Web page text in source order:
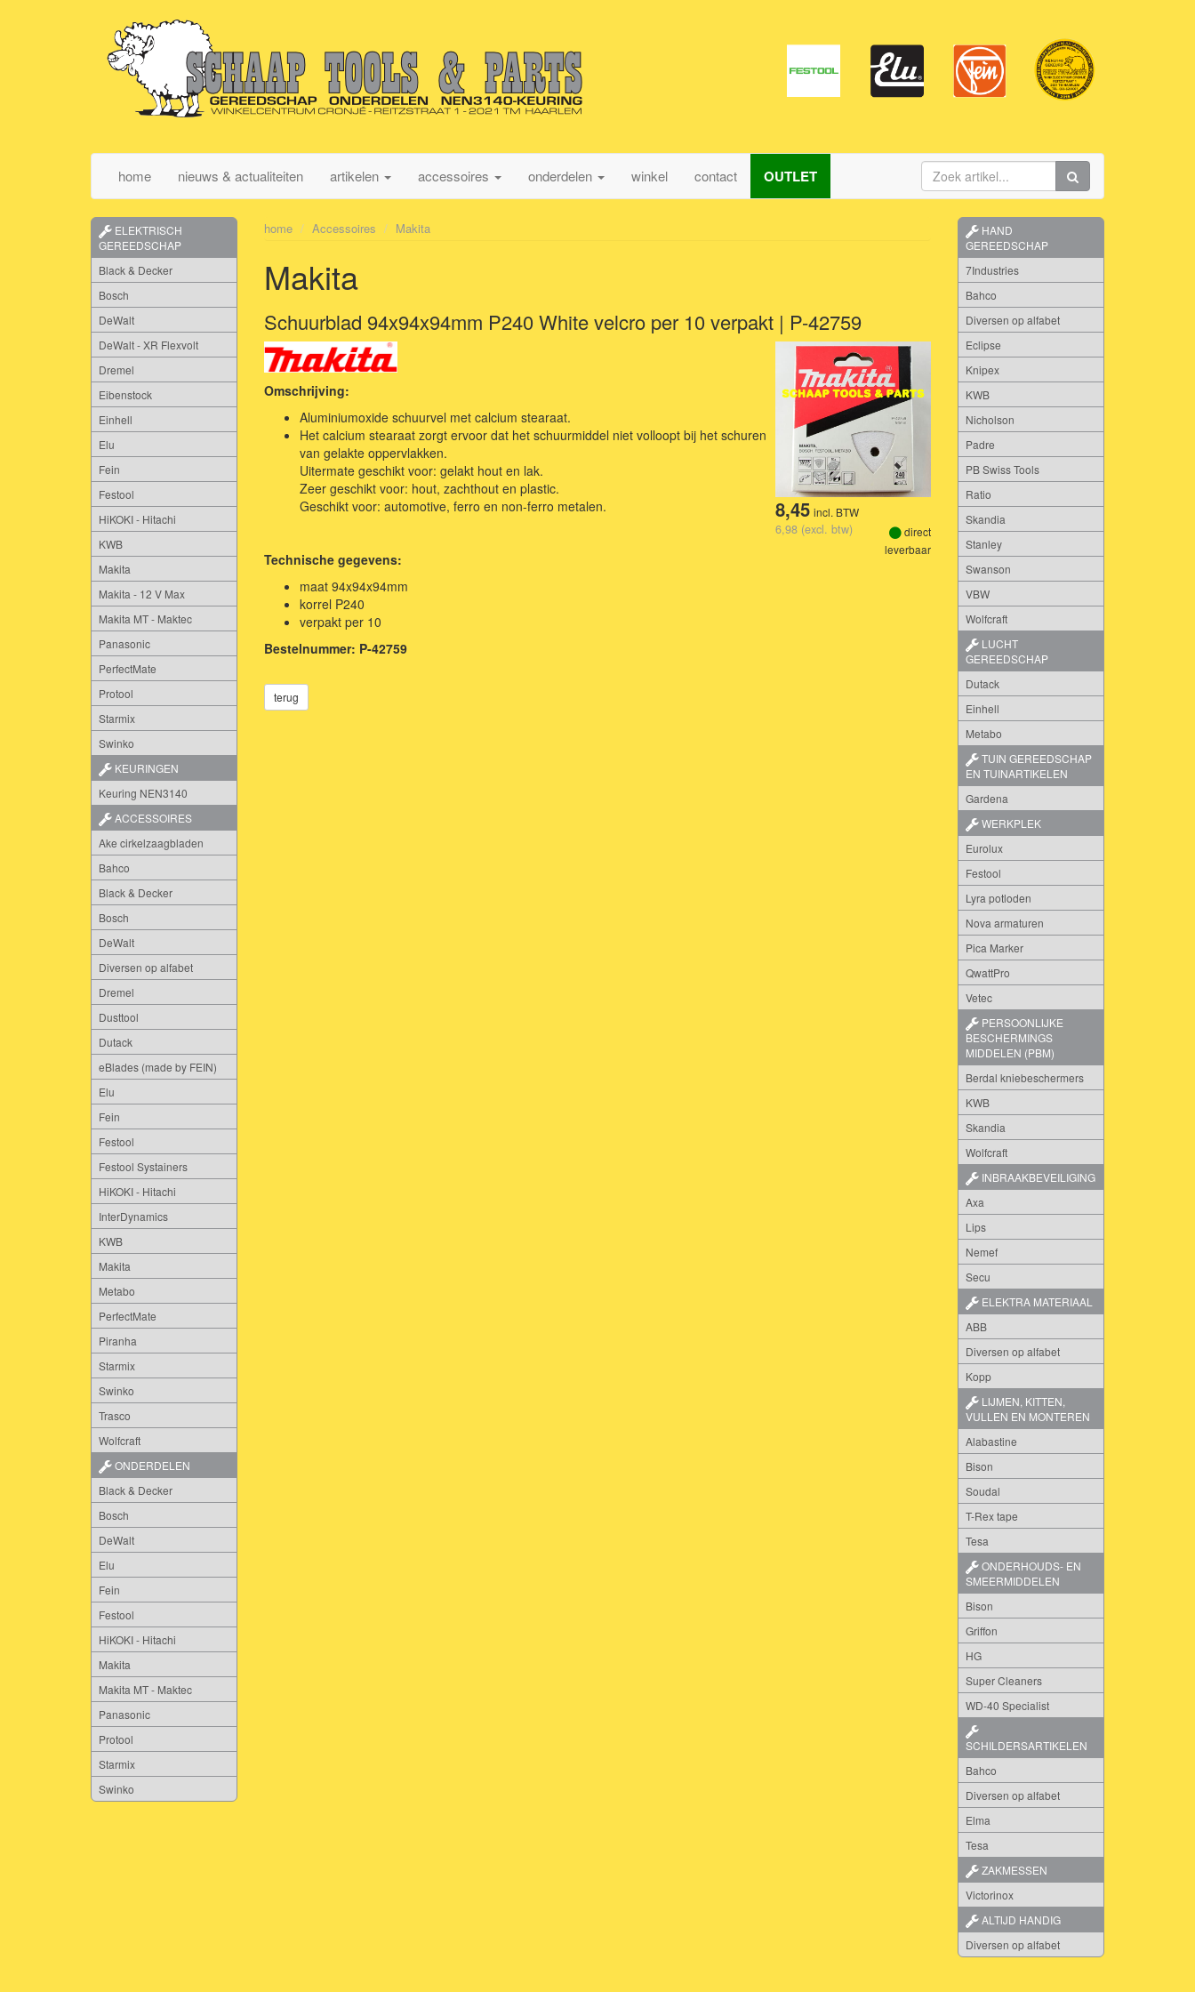
home nieuws & actualiteiten artikelen accessoires onderdelen winkel contact OUTLET
ELEKTRISCH
GEREEDSCHAP
Black & Decker
Bosch
DeWalt
DeWalt - XR Flexvolt
Dremel
Eibenstock
Einhell
Elu
Fein
Festool
HiKOKI - Hitachi
KWB
Makita
Makita - 12 V Max
Makita MT - Maktec
Panasonic
PerfectMate
Protool
Starmix
Swinko
KEURINGEN
Keuring NEN3140
ACCESSOIRES
Ake cirkelzaagbladen
Bahco
Black & Decker
Bosch
DeWalt
Diversen op alfabet
Dremel
Dusttool
Dutack
eBlades (made by FEIN)
Elu
Fein
Festool
Festool Systainers
HiKOKI - Hitachi
InterDynamics
KWB
Makita
Metabo
PerfectMate
Piranha
Starmix
Swinko
Trasco
Wolfcraft
ONDERDELEN
Black & Decker
Bosch
DeWalt
Elu
Fein
Festool
HiKOKI - Hitachi
Makita
Makita MT - Maktec
Panasonic
Protool
Starmix
Swinko
home Accessoires Makita
Makita
Schuurblad 94x94x94mm P240 White velcro per 10 verpakt | P-42759
8,45 incl. BTW
6,98 (excl. btw)
direct
leverbaar
Omschrijving:
Aluminiumoxide schuurvel met calcium stearaat.
Het calcium stearaat zorgt ervoor dat het schuurmiddel niet volloopt bij het schuren
van gelakte oppervlakken.
Uitermate geschikt voor: gelakt hout en lak.
Zeer geschikt voor: hout, zachthout en plastic.
Geschikt voor: automotive, ferro en non-ferro metalen.
Technische gegevens:
maat 94x94x94mm
korrel P240
verpakt per 10
Bestelnummer: P-42759
terug
HAND
GEREEDSCHAP
7Industries
Bahco
Diversen op alfabet
Eclipse
Knipex
KWB
Nicholson
Padre
PB Swiss Tools
Ratio
Skandia
Stanley
Swanson
VBW
Wolfcraft
LUCHT
GEREEDSCHAP
Dutack
Einhell
Metabo
TUIN GEREEDSCHAP
EN TUINARTIKELEN
Gardena
WERKPLEK
Eurolux
Festool
Lyra potloden
Nova armaturen
Pica Marker
QwattPro
Vetec
PERSOONLIJKE
BESCHERMINGS
MIDDELEN (PBM)
Berdal kniebeschermers
KWB
Skandia
Wolfcraft
INBRAAKBEVEILIGING
Axa
Lips
Nemef
Secu
ELEKTRA MATERIAAL
ABB
Diversen op alfabet
Kopp
LIJMEN, KITTEN,
VULLEN EN MONTEREN
Alabastine
Bison
Soudal
T-Rex tape
Tesa
ONDERHOUDS- EN
SMEERMIDDELEN
Bison
Griffon
HG
Super Cleaners
WD-40 Specialist
SCHILDERSARTIKELEN
Bahco
Diversen op alfabet
Elma
Tesa
ZAKMESSEN
Victorinox
ALTIJD HANDIG
Diversen op alfabet